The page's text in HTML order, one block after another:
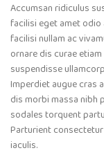
Accumsan ridiculus
facilisi eget amet
facilisi nullam ac
ornare dis curae
suspendisse
Imperdiet augue cras
dis morbi massa nibh
sodales torquent
Parturient
iaculis.